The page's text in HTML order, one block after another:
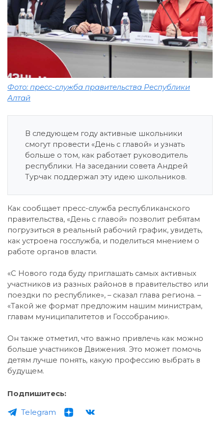
Фото: пресс-служба правительства Республики
Алтай
В следующем году активные школьники
смогут провести «День с главой» и узнать
больше о том, как работает руководитель
республики. На заседании совета Андрей
Турчак поддержал эту идею школьников.
Как сообщает пресс-служба республиканского
правительства, «День с главой» позволит ребятам
погрузиться в реальный рабочий график, увидеть,
как устроена госслужба, и поделиться мнением о
работе органов власти.
«С Нового года буду приглашать самых активных
участников из разных районов в правительство или
поездки по республике», – сказал глава региона. –
«Такой же формат предложим нашим министрам,
главам муниципалитетов и Госсобранию».
Он также отметил, что важно привлечь как можно
больше участников Движения. Это может помочь
детям лучше понять, какую профессию выбрать в
будущем.
Подпишитесь:
Telegram